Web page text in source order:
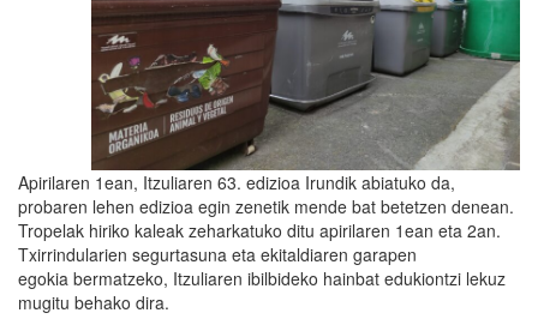
Apirilaren 1ean, Itzuliaren 63. edizioa Irundik abiatuko da,
probaren lehen edizioa egin zenetik mende bat betetzen denean.
Tropelak hiriko kaleak zeharkatuko ditu apirilaren 1ean eta 2an.
Txirrindularien segurtasuna eta ekitaldiaren garapen
egokia bermatzeko, Itzuliaren ibilbideko hainbat edukiontzi lekuz
mugitu behako dira.